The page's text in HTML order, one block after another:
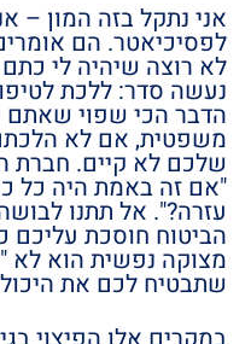
אני נתקל בזה המון –
לפסיכיאטר. הם
לא רוצה שיהיה לי
נעשה סדר: ללכת
הדבר הכי שפוי שאתם
משפטית, אם לא
שלכם לא קיים. חברת
"אם זה באמת היה כל
עזרה?". אל תתנו
הביטוח חוסכת עליכם
מצוקה נפשית הוא לא
שתבטיח לכם את